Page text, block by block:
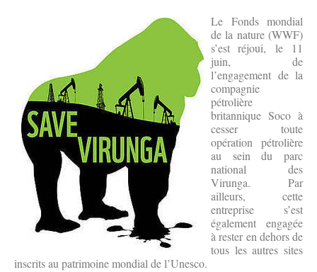
Le Fonds mondial
de la nature (WWF)
s’est réjoui, le 11
juin, de
l’engagement de la
compagnie
pétrolière
britannique Soco à
cesser toute
opération pétrolière
au sein du parc
national des
Virunga. Par
ailleurs, cette
entreprise s’est
également engagée
à rester en dehors de
tous les autres sites
inscrits au patrimoine mondial de l’Unesco.